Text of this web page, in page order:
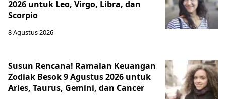
2026 untuk Leo, Virgo, Libra, dan
Scorpio
8 Agustus 2026
Susun Rencana! Ramalan Keuangan
Zodiak Besok 9 Agustus 2026 untuk
Aries, Taurus, Gemini, dan Cancer